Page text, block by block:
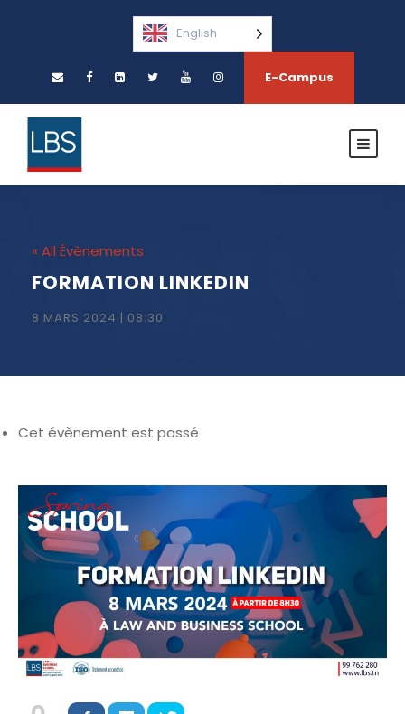
English
E-Campus
« All Évènements
FORMATION LINKEDIN
8 MARS 2024 | 08:30
Cet évènement est passé